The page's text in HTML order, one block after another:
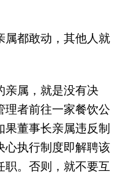
属都敢动，其他人就
亲属，就是没有决
理者前往一家餐饮公
董事长亲属违反制
心执行制度即解聘该
职。否则，就不要互